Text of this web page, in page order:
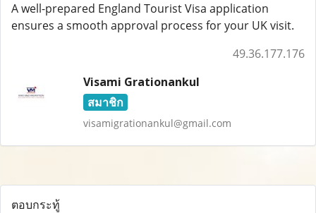
A well-prepared England Tourist Visa application
ensures a smooth approval process for your UK visit.
49.36.177.176
Visami Grationankul
สมาชิก
visamigrationankul@gmail.com
ตอบกระทู้